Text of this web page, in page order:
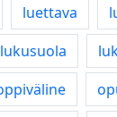
luettava
lukusuola